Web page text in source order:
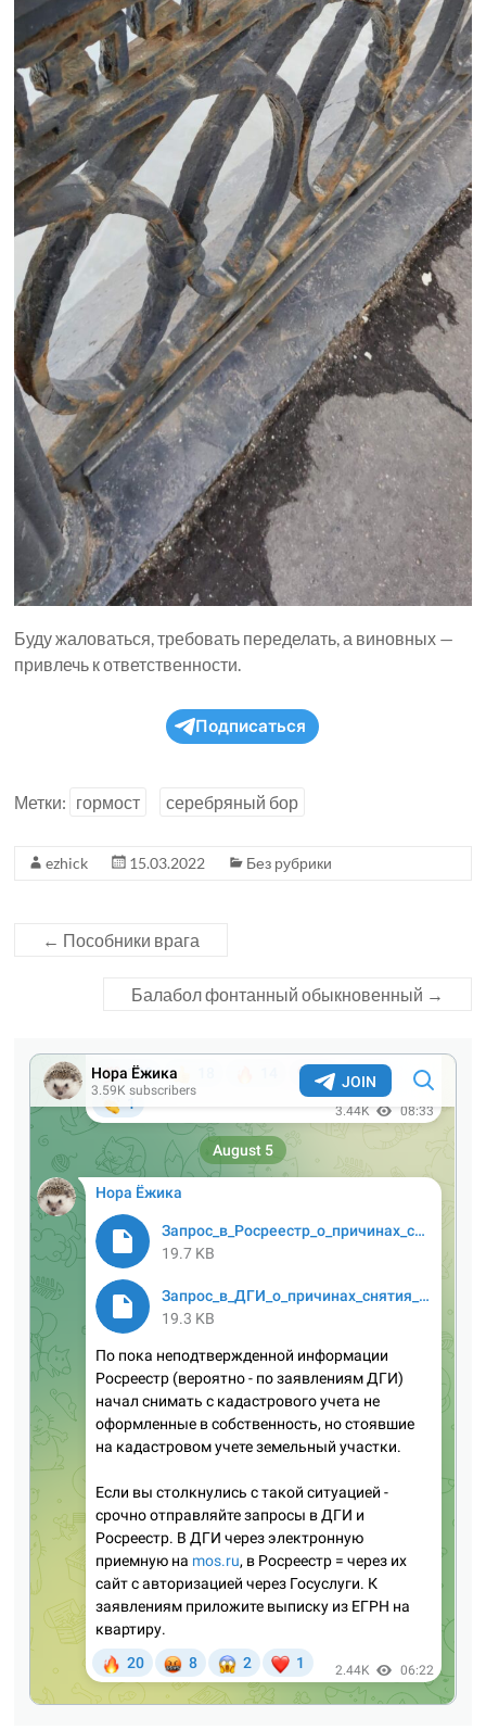
Буду жаловаться, требовать переделать, а виновных —
привлечь к ответственности.
Подписаться
Метки: гормост серебряный бор
ezhick 15.03.2022 Без рубрики
← Пособники врага
Балабол фонтанный обыкновенный →